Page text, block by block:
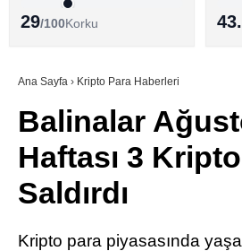
ALTCOİN HABERLERİ
SÖZLÜK
29/100Korku
Ana Sayfa › Kripto Para Haberleri
Balinalar
Haftası 3
Saldırdı
Kripto para piyasasında